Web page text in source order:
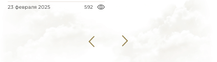
23 февраля 2025 592